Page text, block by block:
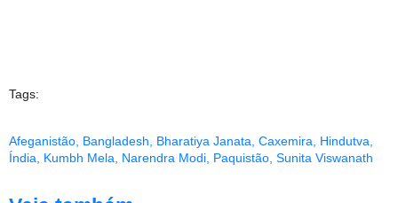
Tags:
Afeganistão, Bangladesh, Bharatiya Janata, Caxemira, Hindutva,
Índia, Kumbh Mela, Narendra Modi, Paquistão, Sunita Viswanath